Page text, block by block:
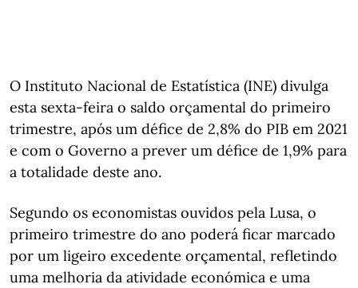
O Instituto Nacional de Estatística (INE) divulga
esta sexta-feira o saldo orçamental do primeiro
trimestre, após um défice de 2,8% do PIB em 2021
e com o Governo a prever um défice de 1,9% para
a totalidade deste ano.
Segundo os economistas ouvidos pela Lusa, o
primeiro trimestre do ano poderá ficar marcado
por um ligeiro excedente orçamental, refletindo
uma melhoria da atividade económica e uma